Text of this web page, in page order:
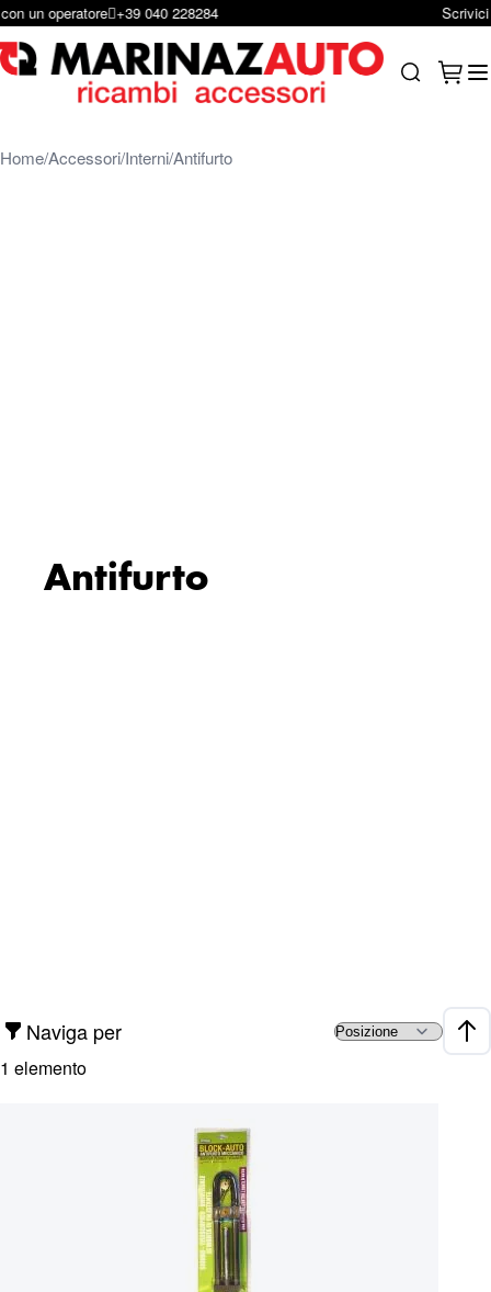
Salta al contenutoScrivici per e-mail
HomeAccessori InterniAntifurto
Antifurto
Naviga per
1 elemento